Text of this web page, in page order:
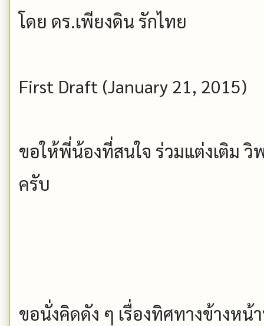
โดย ดร.เพียงดิน รักไทย
First Draft (January 21, 2015)
ขอให้พี่น้องที่สนใจ ร่วมแต่งเติม
ครับ
ขอนั่งคิดดัง ๆ เรื่องทิศทางข้างห